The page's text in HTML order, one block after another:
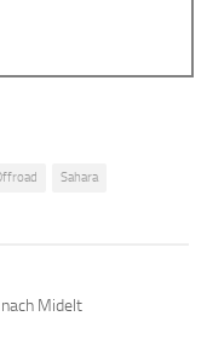
Sahara
Midelt